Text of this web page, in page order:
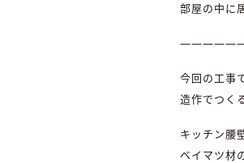
部屋の中に
今回の工事
造作でつく
キッチン腰
ベイマツ材